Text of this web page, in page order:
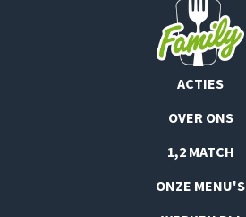
ACTIES
OVER ONS
1,2 MATCH
ONZE MENU'S